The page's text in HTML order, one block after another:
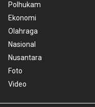
Polhukam
Ekonomi
Olahraga
Nasional
Nusantara
Foto
Video